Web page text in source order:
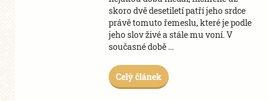
skoro dvě desetiletí patří jeho srdce
právě tomuto řemeslu, které je podle
jeho slov živé a stále mu voní. V
současné době ...
Celý článek